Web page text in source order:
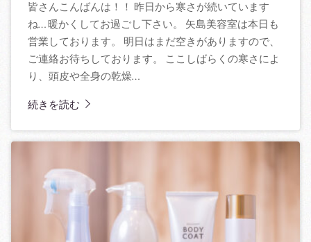
皆さんこんばんは！！ 昨日から寒さが続いています
ね… 暖かくしてお過ごし下さい。 矢島美容室は本日も
営業しております。 明日はまだ空きがありますので、
ご連絡お待ちしております。 ここしばらくの寒さによ
り、頭皮や全身の乾燥…
続きを読む